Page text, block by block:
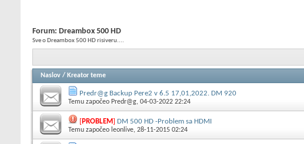
Forum: Dreambox 500 HD
Sve o Dreambox 500 HD risiveru....
Naslov / Kreator teme
Predr@g Backup Pere2 v 6.5 17,01,2022. DM 920
Temu započeo Predr@g, 04-03-2022 22:24
[PROBLEM] DM 500 HD -Problem sa HDMI
Temu započeo leonlive, 28-11-2015 02:24